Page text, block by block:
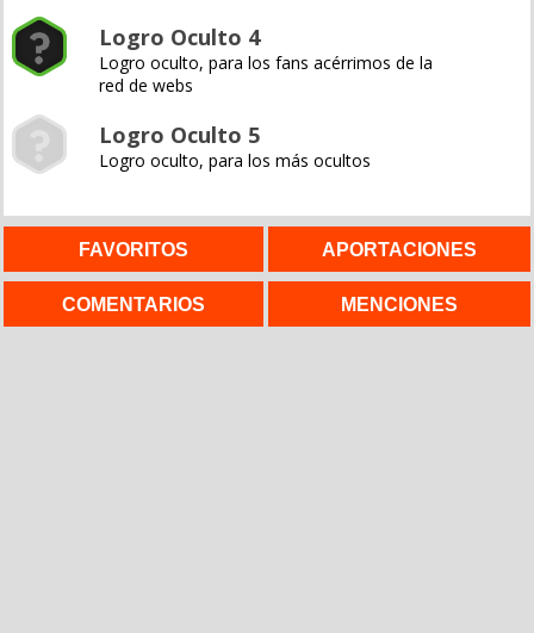
Logro Oculto 4
Logro oculto, para los fans acérrimos de la
red de webs
Logro Oculto 5
Logro oculto, para los más ocultos
FAVORITOS APORTACIONES
COMENTARIOS MENCIONES